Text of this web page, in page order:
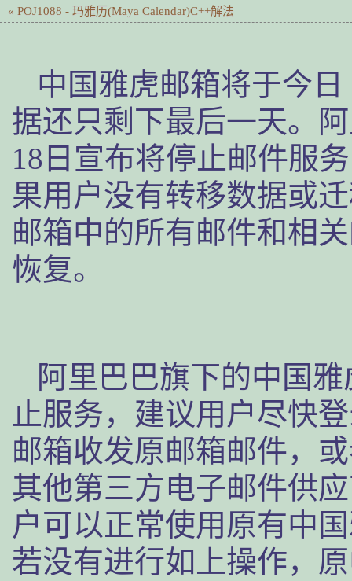
« POJ1088 - 玛雅历(Maya Calendar)C++解法
中国雅虎邮箱将于今
据还只剩下最后一天。
18日宣布将停止邮件服
果用户没有转移数据或
邮箱中的所有邮件和相
恢复。
阿里巴巴旗下的中国
止服务，建议用户尽快
邮箱收发原邮箱邮件，
其他第三方电子邮件供
户可以正常使用原有中
若没有进行如上操作，